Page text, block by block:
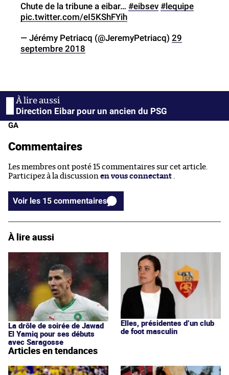
Chute de la tribune a eibar… #eibsev #lequipe
pic.twitter.com/eI5KShFYih
— Jérémy Petriacq (@JeremyPetriacq) 29
septembre 2018
Direction Eibar pour un ancien du PSG
GA
Commentaires
Les membres ont posté 15 commentaires sur cet article.
Participez à la discussion en vous connectant
Voir les 15 commentaires
À lire aussi
La drôle de soirée de Jawad
El Yamiq pour ses débuts
avec Saragosse
Elles, présidentes d’un club
de foot masculin
Articles en tendances